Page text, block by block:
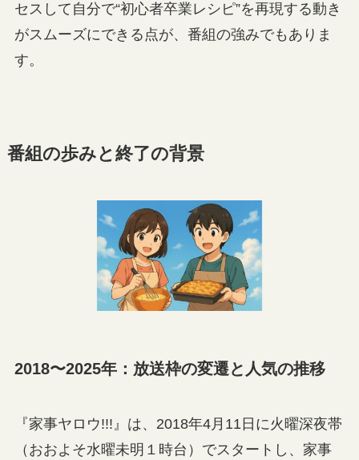
セスして自分で“初心者卒業レシピ”を再現する動き
がスムーズにできる点が、番組の強みでもありま
す。
番組の歩みと終了の背景
2018〜2025年：放送枠の変遷と人気の推移
『家事ヤロウ!!!』は、2018年4月11日に火曜深夜帯
（おおよそ水曜未明１時台）でスタートし、家事